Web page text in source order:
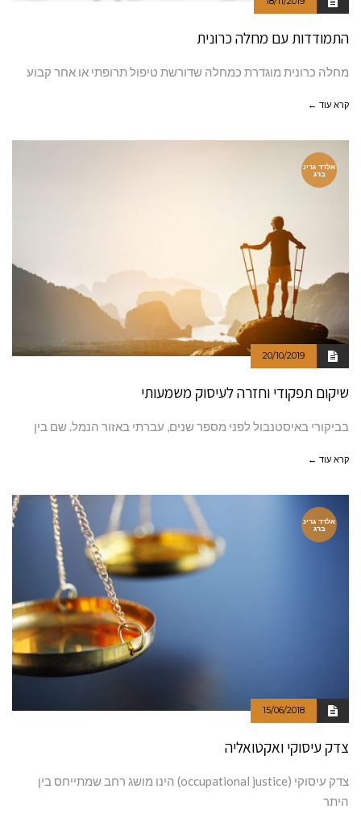
התמודדות עם מחלה כרונית
מחלה כרונית מוגדרת כמחלה שדורשת טיפול תרופתי או אחר קבוע
קרא עוד ←
אלדד גרינ
ברג
20/10/2019
שיקום תפקודי וחזרה לעיסוק משמעותי
בביקורי באיסטנבול לפני מספר שנים, עברתי באזור הנמל. שם בין
קרא עוד ←
אלדד גרינ
ברג
15/06/2018
צדק עיסוקי ואקטואליה
צדק עיסוקי (occupational justice) הינו מושג רחב שמתייחס בין
היתר